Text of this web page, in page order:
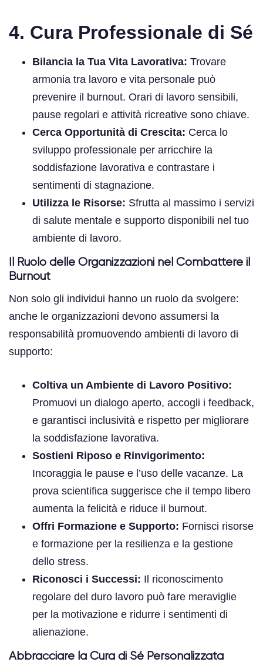
4. Cura Professionale di Sé
Bilancia la Tua Vita Lavorativa: Trovare
armonia tra lavoro e vita personale può
prevenire il burnout. Orari di lavoro sensibili,
pause regolari e attività ricreative sono chiave.
Cerca Opportunità di Crescita: Cerca lo
sviluppo professionale per arricchire la
soddisfazione lavorativa e contrastare i
sentimenti di stagnazione.
Utilizza le Risorse: Sfrutta al massimo i servizi
di salute mentale e supporto disponibili nel tuo
ambiente di lavoro.
Il Ruolo delle Organizzazioni nel Combattere il
Burnout
Non solo gli individui hanno un ruolo da svolgere:
anche le organizzazioni devono assumersi la
responsabilità promuovendo ambienti di lavoro di
supporto:
Coltiva un Ambiente di Lavoro Positivo:
Promuovi un dialogo aperto, accogli i feedback,
e garantisci inclusività e rispetto per migliorare
la soddisfazione lavorativa.
Sostieni Riposo e Rinvigorimento:
Incoraggia le pause e l’uso delle vacanze. La
prova scientifica suggerisce che il tempo libero
aumenta la felicità e riduce il burnout.
Offri Formazione e Supporto: Fornisci risorse
e formazione per la resilienza e la gestione
dello stress.
Riconosci i Successi: Il riconoscimento
regolare del duro lavoro può fare meraviglie
per la motivazione e ridurre i sentimenti di
alienazione.
Abbracciare la Cura di Sé Personalizzata